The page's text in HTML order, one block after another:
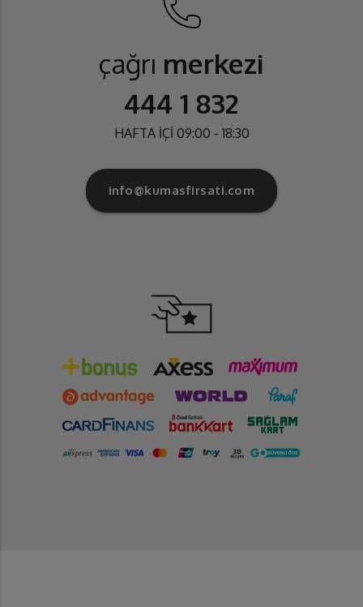
çağrı merkezi
444 1 832
HAFTA İÇİ 09:00 - 18:30
info@kumasfirsati.com